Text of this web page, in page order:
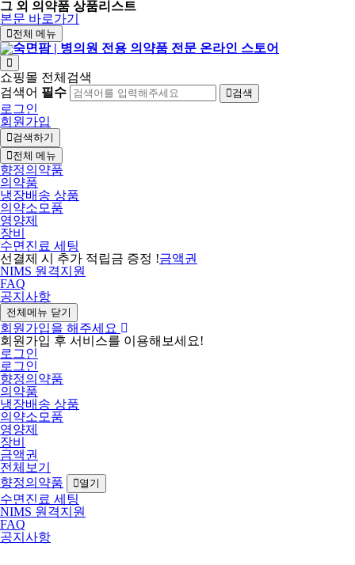
그 외 의약품 상품리스트
본문 바로가기
전체 메뉴
쇼핑몰 전체검색
검색어 필수 검색
로그인
회원가입
검색하기
전체 메뉴
향정의약품
의약품
냉장배송 상품
의약소모품
영양제
장비
수면진료 세팅
선결제 시 추가 적립금 증정 !금액권
NIMS 원격지원
FAQ
공지사항
전체메뉴 닫기
회원가입을 해주세요
회원가입 후 서비스를 이용해보세요!
로그인
로그인
향정의약품
의약품
냉장배송 상품
의약소모품
영양제
장비
금액권
전체보기
향정의약품
열기
수면진료 세팅
NIMS 원격지원
FAQ
공지사항